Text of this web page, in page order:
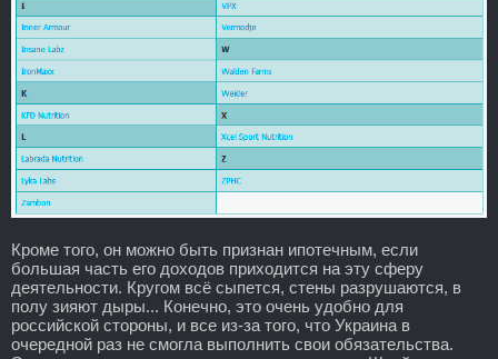
Кроме того, он можно быть признан ипотечным, если
большая часть его доходов приходится на эту сферу
деятельности. Кругом всё сыпется, стены разрушаются, в
полу зияют дыры... Конечно, это очень удобно для
российской стороны, и все из-за того, что Украина в
очередной раз не смогла выполнить свои обязательства.